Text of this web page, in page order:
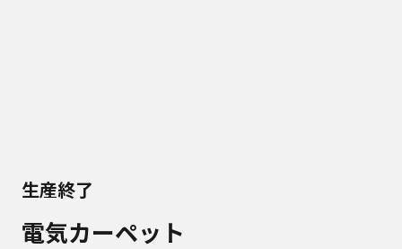
生産終了
電気カーペット